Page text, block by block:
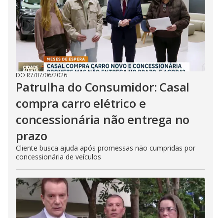
DO R7/07/06/2026
Patrulha do Consumidor: Casal
compra carro elétrico e
concessionária não entrega no
prazo
Cliente busca ajuda após promessas não cumpridas por
concessionária de veículos